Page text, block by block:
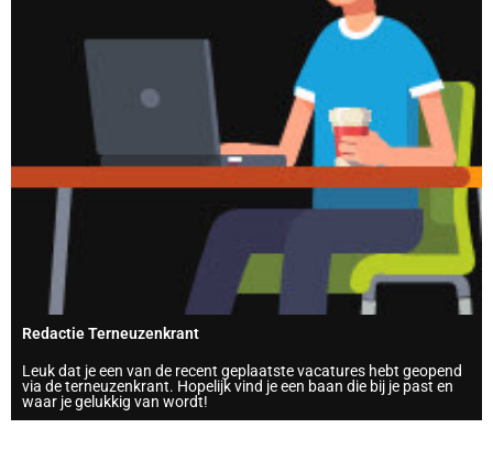
Redactie Terneuzenkrant
Leuk dat je een van de recent geplaatste vacatures hebt geopend
via de terneuzenkrant. Hopelijk vind je een baan die bij je past en
waar je gelukkig van wordt!